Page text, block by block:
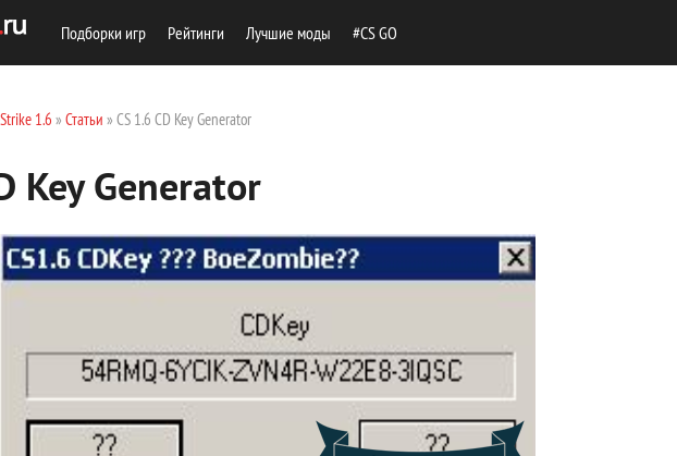
Подборки игр Рейтинги Лучшие моды #CS GO
1.6 » Статьи » CS 1.6 CD Key Generator
Key Generator